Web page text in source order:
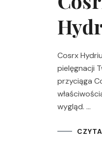
Cosrx
pielęgnacji
przyciąga
wygląd. …